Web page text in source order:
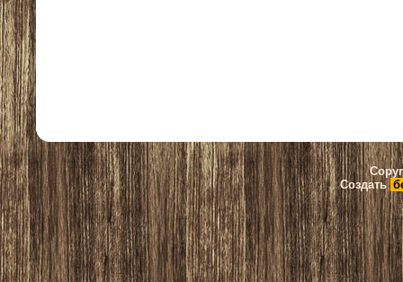
Создать